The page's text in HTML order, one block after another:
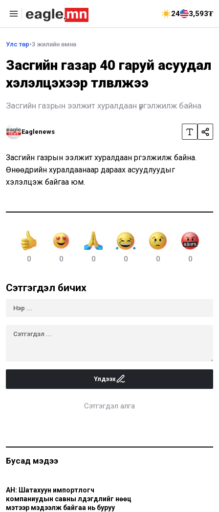
24 3,593₮
Улс төр•3 жилийн өмнө
Засгийн газар 40 гаруй асуудал
хэлэлцэхээр төлөвлөжээ
Засгийн газрын ээлжит хуралдаан үргэлжилж байна
Eaglenews
Засгийн газрын ээлжит хуралдаан үргэлжилж байна.
Өнөөдрийн хуралдаанаар дараах асуудлуудыг
хэлэлцэж байгаа юм.
0 0 0 0 0 0
Сэтгэгдэл бичих
Үлдээх
Сэтгэгдэл алга
Бусад мэдээ
АН: Шатахуун импортлогч
компаниудын савны үлдэгдлийг нөөц
мэтээр мэдээлж байгаа нь буруу